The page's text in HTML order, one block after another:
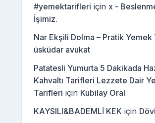
#yemektarifleri için x -
İşimiz.
Nar Ekşili Dolma – Pratik
üsküdar avukat
Patatesli Yumurta 5 Dakikada
Kahvaltı Tarifleri Lezzete Dair
Tarifleri için Kubilay Oral
KAYSILI&BADEMLİ KEK için